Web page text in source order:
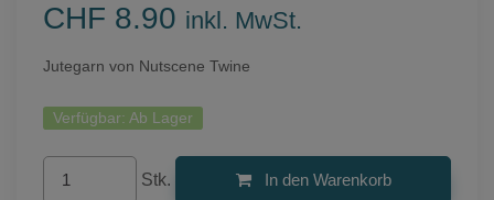
CHF 8.90 inkl. MwSt.
Jutegarn von Nutscene Twine
Verfügbar: Ab Lager
Stk. In den Warenkorb